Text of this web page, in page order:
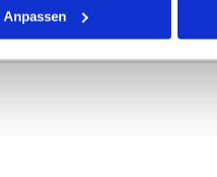
Anpassen